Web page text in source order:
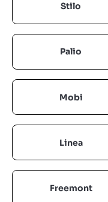
Stilo
Palio
Mobi
Linea
Freemont